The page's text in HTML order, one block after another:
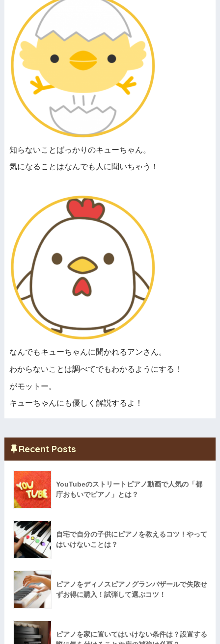
知らないことばっかりのキューちゃん。
気になることはなんでも人に聞いちゃう！
なんでもキューちゃんに聞かれるアンさん。
わからないことは調べてでもわかるようにする！
がモットー。
キューちゃんにも優しく解説するよ！
Recent Posts
YouTubeのストリートピアノ動画で人気の「都
庁おもいでピアノ」とは？
自宅で自分の子供にピアノを教えるコツ！やって
はいけないことは？
ピアノをディノスピアノグランバザールで失敗せ
ずお得に購入！試弾して選ぶコツ！
ピアノを家に置いてはいけない条件は？設置する